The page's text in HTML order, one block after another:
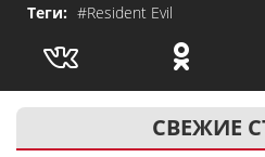
Теги: #Resident Evil
СВЕЖИЕ